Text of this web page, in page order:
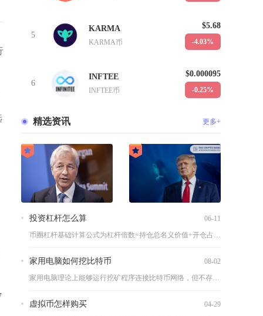
5
KARMA
KARMA币
$5.68
-4.03%
6
INFTEE
INFTEE币
$0.000095
-0.25%
精选资讯 更多+
投资杠杆怎么算 06-11
币圈杠杆基础计算公式为杠杆倍数=持仓总名义价值÷开仓占用保证...
家用电脑如何挖比特币 08-02
家用电脑理论上能够运行挖矿程序连接比特币网络，但不存在盈利可...
虚拟币怎样购买 04-29